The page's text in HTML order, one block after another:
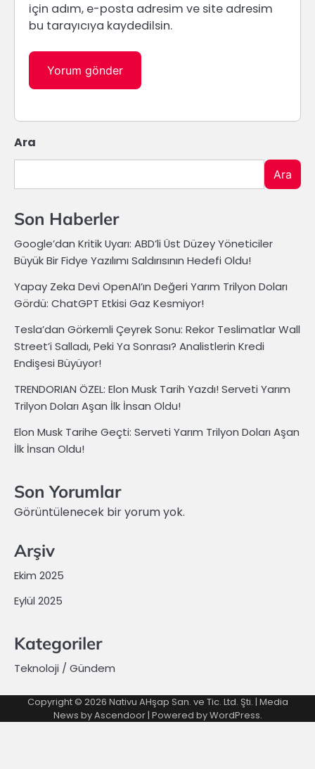
için adım, e-posta adresim ve site adresim
bu tarayıcıya kaydedilsin.
Ara
Ara
Son Haberler
Google’dan Kritik Uyarı: ABD’li Üst Düzey Yöneticiler
Büyük Bir Fidye Yazılımı Saldırısının Hedefi Oldu!
Yapay Zeka Devi OpenAI’ın Değeri Yarım Trilyon Doları
Gördü: ChatGPT Etkisi Gaz Kesmiyor!
Tesla’dan Görkemli Çeyrek Sonu: Rekor Teslimatlar Wall
Street’i Salladı, Peki Ya Sonrası? Analistlerin Kredi
Endişesi Büyüyor!
TRENDORIAN ÖZEL: Elon Musk Tarih Yazdı! Serveti Yarım
Trilyon Doları Aşan İlk İnsan Oldu!
Elon Musk Tarihe Geçti: Serveti Yarım Trilyon Doları Aşan
İlk İnsan Oldu!
Son Yorumlar
Görüntülenecek bir yorum yok.
Arşiv
Ekim 2025
Eylül 2025
Kategoriler
Teknoloji / Gündem
Copyright © 2026 Nativu AHşap San. ve Tic. Ltd. Şti. | Media
News byAscendoor| Powered byWordPress.